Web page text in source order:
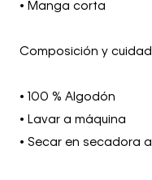
• Manga corta
Composición y
• 100 % Algodón
• Lavar a máquina
• Secar en secadora